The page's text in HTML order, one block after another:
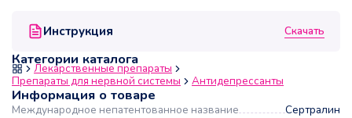
Инструкция Скачать
Категории каталога
Лекарственные препараты
Препараты для нервной системы
Антидепрессанты
Информация о товаре
Международное непатентованное название
Сертралин